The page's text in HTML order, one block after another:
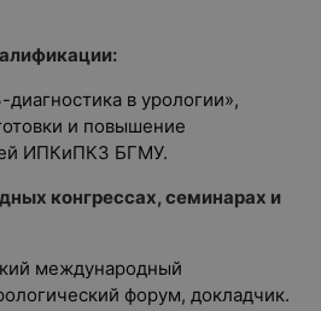
в урологии»,
и повышение
ИПКиПКЗ БГМУ.
конгрессах, семинарах и
международный
форум, докладчик.